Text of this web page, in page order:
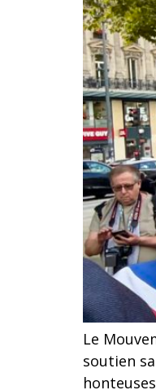
Le
soutien